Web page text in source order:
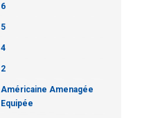
6
5
4
2
Américaine Amenagée
Equipée